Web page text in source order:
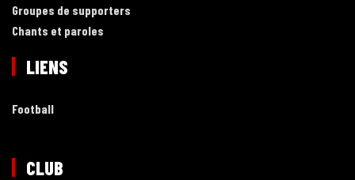
Groupes de supporters
Chants et paroles
LIENS
Football
CLUB